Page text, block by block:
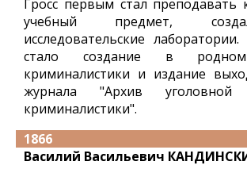
Гросс первым стал преподавать
учебный предмет,
исследовательские
стало создание в
криминалистики и издание
журнала "Архив уголовной
криминалистики".
1866
Василий Васильевич